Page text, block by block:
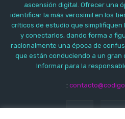
ascensión digital. Ofrecer una
identificar la más verosímil en los
críticos de estudio que simplifiquen
y conectarlos, dando forma a
racionalmente una época de
que están conduciendo a un gran
Informar para la
: